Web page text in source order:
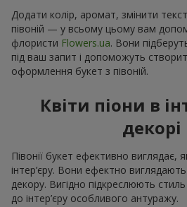
Додати колір, аромат, змінити
півоній — у всьому цьому вам
флористи Flowers.ua. Вони
під ваш запит і допоможуть
оформлення букет з півоній.
Квіти піони в
декорі
Півонії букет ефективно виглядає,
інтер’єру. Вони ефектно
декору. Вигідно підкреслюють
до інтер’єру особливого антуражу.